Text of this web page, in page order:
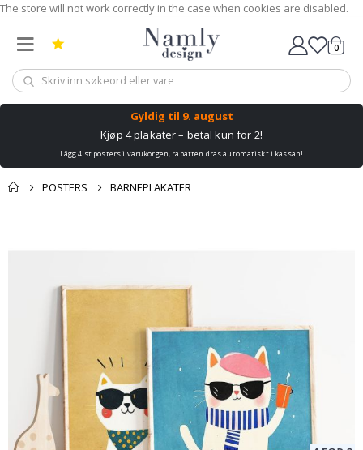
The store will not work correctly in the case when cookies are disabled.
0
Gyldig til 9. august
Kjøp 4 plakater – betal kun for 2!
Lägg 4 st posters i varukorgen, rabatten dras automatiskt i kassan!
POSTERS
BARNEPLAKATER
bildegalleri